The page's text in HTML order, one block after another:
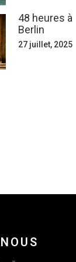
48 heures à
Berlin
27 juillet, 2025